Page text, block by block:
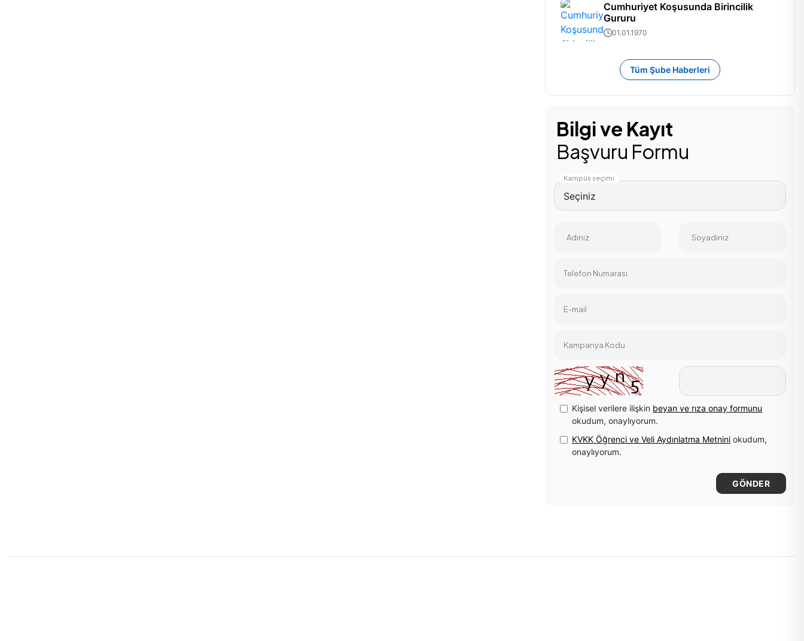
Cumhuriyet Koşusunda Birincilik
Gururu
01.01.1970
Tüm Şube Haberleri
Bilgi ve Kayıt
Başvuru Formu
Kampüs seçimi
Adınız Soyadınız
Telefon Numarası
E-mail
Kampanya Kodu
Kişisel verilere ilişkin beyan ve rıza onay formunu
okudum, onaylıyorum.
KVKK Öğrenci ve Veli Aydınlatma Metnini okudum,
onaylıyorum.
GÖNDER